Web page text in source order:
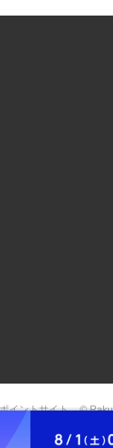
イントサイト ©